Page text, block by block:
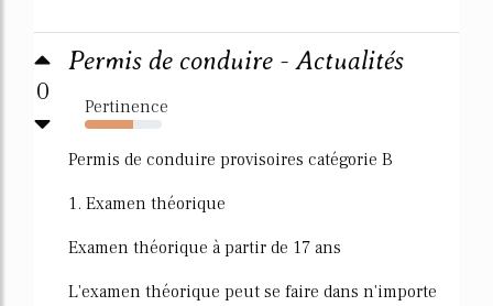
0
Permis de conduire - Actualités
Pertinence
63%
Permis de conduire provisoires catégorie B
1. Examen théorique
Examen théorique à partir de 17 ans
L'examen théorique peut se faire dans n'importe